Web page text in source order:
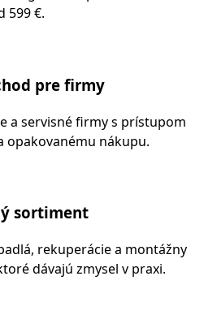
599 €.
pre firmy
a servisné firmy s prístupom
opakovanému nákupu.
sortiment
rekuperácie a montážny
dávajú zmysel v praxi.